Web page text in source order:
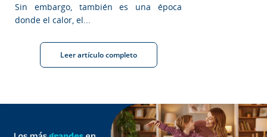
Sin embargo, también es una época
donde el calor, el...
Leer artículo completo